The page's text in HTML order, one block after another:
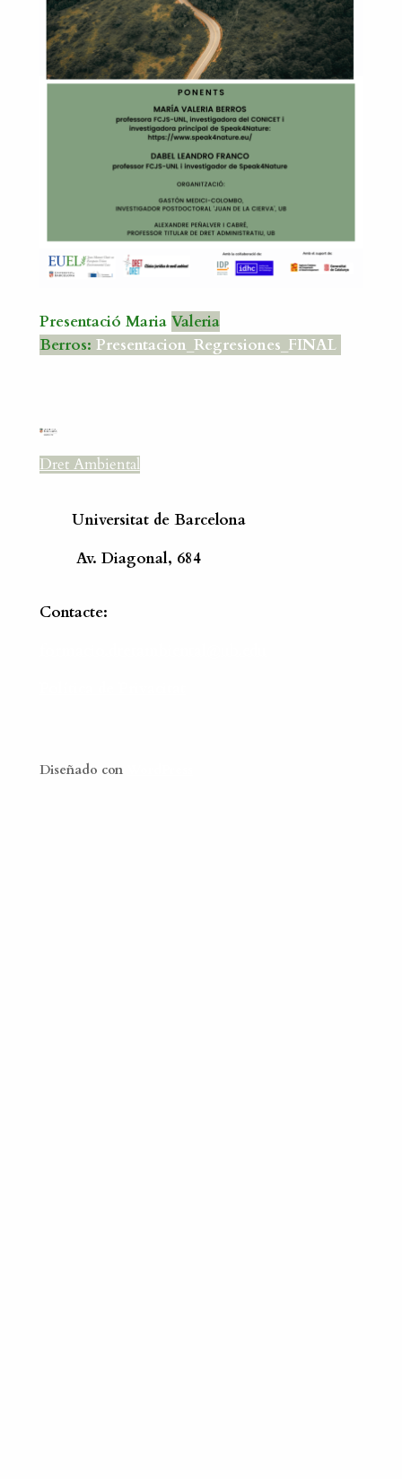
Presentació Maria Valeria
Berros: Presentacion_Regresiones_FINAL
Dret Ambiental
Universitat de Barcelona
Av. Diagonal, 684
Contacte:
Diseñado con